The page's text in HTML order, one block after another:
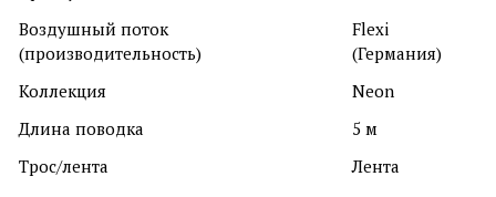
Воздушный поток
(производительность)
Flexi
(Германия)
Коллекция
Neon
Длина поводка
5 м
Трос/лента
Лента